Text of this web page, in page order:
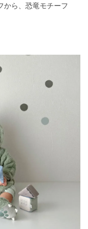
ら、 恐竜モチーフ